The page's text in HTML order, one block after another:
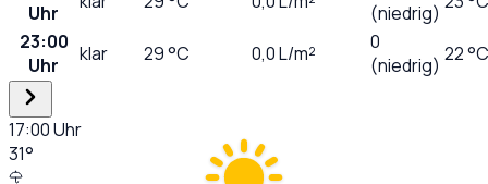
Uhr
(niedrig)
23:00
Uhr
klar 29°C 0,0L/m²
0
(niedrig) 22 °C
17:00Uhr
31°